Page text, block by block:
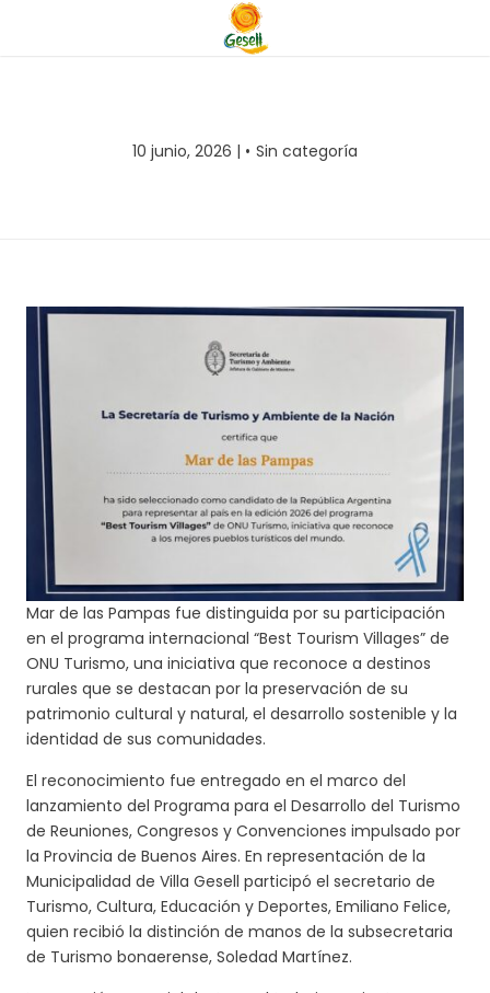
10 junio, 2026 | Sin categoría
Mar de las Pampas fue distinguida por su participación
en el programa internacional “Best Tourism Villages” de
ONU Turismo, una iniciativa que reconoce a destinos
rurales que se destacan por la preservación de su
patrimonio cultural y natural, el desarrollo sostenible y la
identidad de sus comunidades.
El reconocimiento fue entregado en el marco del
lanzamiento del Programa para el Desarrollo del Turismo
de Reuniones, Congresos y Convenciones impulsado por
la Provincia de Buenos Aires. En representación de la
Municipalidad de Villa Gesell participó el secretario de
Turismo, Cultura, Educación y Deportes, Emiliano Felice,
quien recibió la distinción de manos de la subsecretaria
de Turismo bonaerense, Soledad Martínez.